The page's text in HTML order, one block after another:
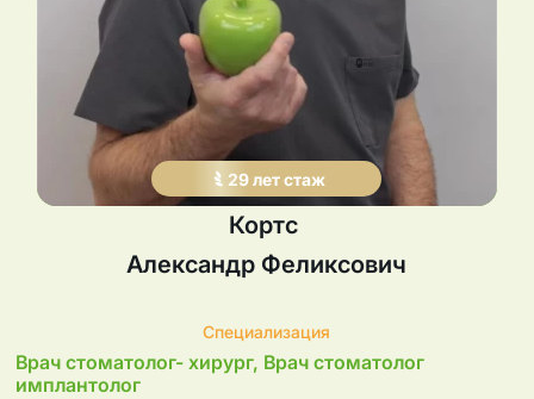
Кортс
Александр Феликсович
Специализация
Врач стоматолог- хирург, Врач стоматолог
имплантолог
29летстаж